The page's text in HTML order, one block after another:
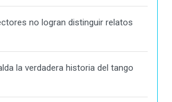
no logran distinguir relatos
la verdadera historia del tango